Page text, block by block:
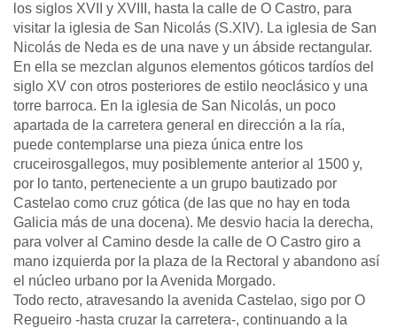
los siglos XVII y XVIII, hasta la calle de O Castro, para
visitar la iglesia de San Nicolás (S.XIV). La iglesia de San
Nicolás de Neda es de una nave y un ábside rectangular.
En ella se mezclan algunos elementos góticos tardíos del
siglo XV con otros posteriores de estilo neoclásico y una
torre barroca. En la iglesia de San Nicolás, un poco
apartada de la carretera general en dirección a la ría,
puede contemplarse una pieza única entre los
cruceirosgallegos, muy posiblemente anterior al 1500 y,
por lo tanto, perteneciente a un grupo bautizado por
Castelao como cruz gótica (de las que no hay en toda
Galicia más de una docena). Me desvio hacia la derecha,
para volver al Camino desde la calle de O Castro giro a
mano izquierda por la plaza de la Rectoral y abandono así
el núcleo urbano por la Avenida Morgado.
Todo recto, atravesando la avenida Castelao, sigo por O
Regueiro -hasta cruzar la carretera-, continuando a la